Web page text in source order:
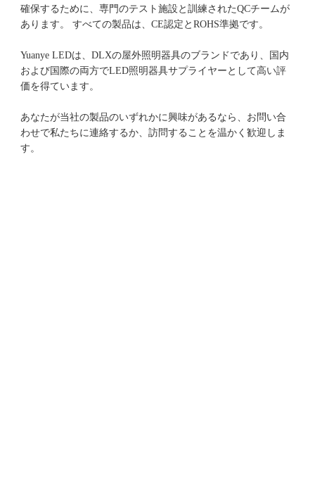
確保するために、専門のテスト施設と訓練されたQCチームが
Yuanye LEDは、DLXの屋外照明器具のブランドであり、国内
および国際の両方でLED照明器具サプライヤーとして高い評
あなたが当社の製品のいずれかに興味があるなら、お問い合
わせで私たちに連絡するか、訪問することを温かく歓迎しま